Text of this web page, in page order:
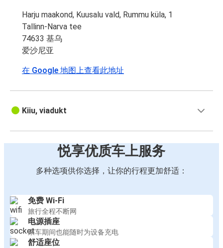
Harju maakond, Kuusalu vald, Rummu küla, 1
Tallinn-Narva tee
74633 基乌
爱沙尼亚
在 Google 地图上查看此地址
Kiiu, viadukt
悦享优质车上服务
多种选项供你选择，让你的行程更加舒适：
免费 Wi-Fi
旅行全程不断网
电源插座
乘车期间也能随时为设备充电
舒适座位